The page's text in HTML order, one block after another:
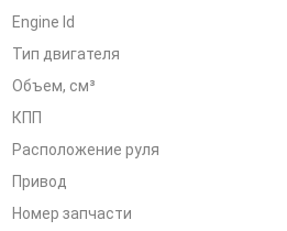
Engine Id
Тип двигателя
Объем, см³
КПП
Расположение руля
Привод
Номер запчасти